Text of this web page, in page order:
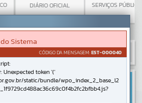
DIÁRIO OFICIAL SERVIÇOS PÚBLICOS
Sistema
CÓDIGO DA MENSAGEM:EST-000040
Unexpected token '('
static/bundle/wpo_index_2_base_l2